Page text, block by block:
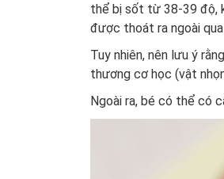
thể bị sốt từ 38-39 độ,
được thoát ra ngoài
Tuy nhiên, nên lưu ý
thương cơ học (vật
Ngoài ra, bé có thể có